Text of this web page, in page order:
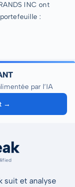
INC ont
:
par l’IA
→
suit et analyse